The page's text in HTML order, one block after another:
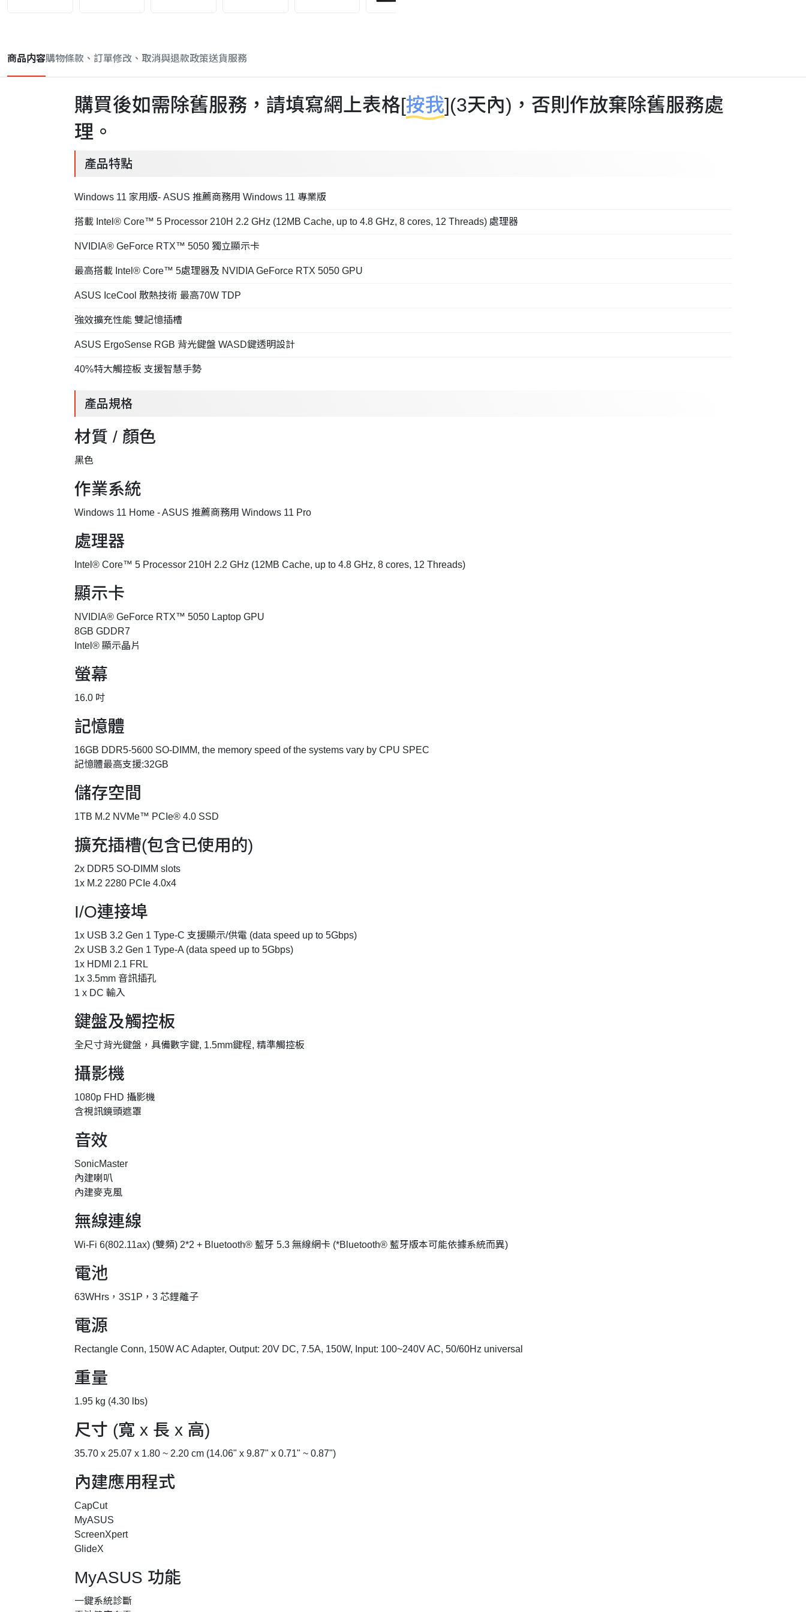
商品内容購物條款、訂單修改、取消與退款政策送貨服務
購買後如需除舊服務，請填寫網上表格[按我](3天內)，否則作放棄除舊服務處
理。
產品特點
Windows 11 家用版- ASUS 推薦商務用 Windows 11 專業版
搭載 Intel® Core™ 5 Processor 210H 2.2 GHz (12MB Cache, up to 4.8 GHz, 8 cores, 12 Threads) 處理器
NVIDIA® GeForce RTX™ 5050 獨立顯示卡
最高搭載 Intel® Core™ 5處理器及 NVIDIA GeForce RTX 5050 GPU
ASUS IceCool 散熱技術 最高70W TDP
強效擴充性能 雙記憶插槽
ASUS ErgoSense RGB 背光鍵盤 WASD鍵透明設計
40%特大觸控板 支援智慧手勢
產品規格
材質 / 顏色
黑色
作業系統
Windows 11 Home - ASUS 推薦商務用 Windows 11 Pro
處理器
Intel® Core™ 5 Processor 210H 2.2 GHz (12MB Cache, up to 4.8 GHz, 8 cores, 12 Threads)
顯示卡
NVIDIA® GeForce RTX™ 5050 Laptop GPU
8GB GDDR7
Intel® 顯示晶片
螢幕
16.0 吋
記憶體
16GB DDR5-5600 SO-DIMM, the memory speed of the systems vary by CPU SPEC
記憶體最高支援:32GB
儲存空間
1TB M.2 NVMe™ PCIe® 4.0 SSD
擴充插槽(包含已使用的)
2x DDR5 SO-DIMM slots
1x M.2 2280 PCIe 4.0x4
I/O連接埠
1x USB 3.2 Gen 1 Type-C 支援顯示/供電 (data speed up to 5Gbps)
2x USB 3.2 Gen 1 Type-A (data speed up to 5Gbps)
1x HDMI 2.1 FRL
1x 3.5mm 音訊插孔
1 x DC 輸入
鍵盤及觸控板
全尺寸背光鍵盤，具備數字鍵, 1.5mm鍵程, 精準觸控板
攝影機
1080p FHD 攝影機
含視訊鏡頭遮罩
音效
SonicMaster
內建喇叭
內建麥克風
無線連線
Wi-Fi 6(802.11ax) (雙頻) 2*2 + Bluetooth® 藍牙 5.3 無線網卡 (*Bluetooth® 藍牙版本可能依據系統而異)
電池
63WHrs，3S1P，3 芯鋰離子
電源
Rectangle Conn, 150W AC Adapter, Output: 20V DC, 7.5A, 150W, Input: 100~240V AC, 50/60Hz universal
重量
1.95 kg (4.30 lbs)
尺寸 (寬 x 長 x 高)
35.70 x 25.07 x 1.80 ~ 2.20 cm (14.06" x 9.87" x 0.71" ~ 0.87")
內建應用程式
CapCut
MyASUS
ScreenXpert
GlideX
MyASUS 功能
一鍵系統診斷